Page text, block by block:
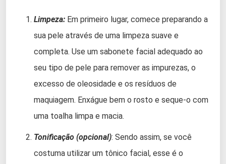
Limpeza: Em primeiro lugar, comece preparando a
sua pele através de uma limpeza suave e
completa. Use um sabonete facial adequado ao
seu tipo de pele para remover as impurezas, o
excesso de oleosidade e os resíduos de
maquiagem. Enxágue bem o rosto e seque-o com
uma toalha limpa e macia.
Tonificação (opcional): Sendo assim, se você
costuma utilizar um tônico facial, esse é o